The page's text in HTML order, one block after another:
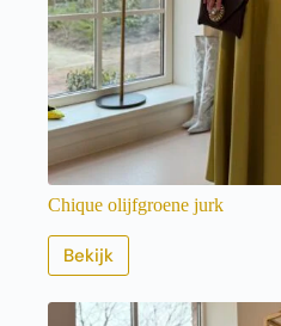
Chique olijfgroene jurk
Bekijk